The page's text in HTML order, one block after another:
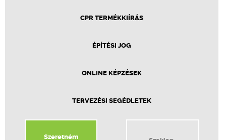
CPR TERMÉKKIÍRÁS
ÉPÍTÉSI JOG
ONLINE KÉPZÉSEK
TERVEZÉSI SEGÉDLETEK
Szeretném